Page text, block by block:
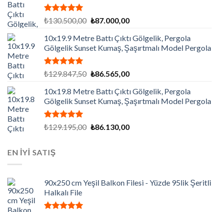
5 üzerinden
aldı
₺130.500,00 Orijinal
₺130.500,00.
₺87.000,00Şu
fiyat:
₺87.000,00.
10x19.9 Metre Battı Çıktı Gölgelik, Pergola
Gölgelik Sunset Kumaş, Şaşırtmalı Model Pergola
5 üzerinden
aldı
₺129.847,50 Orijinal
₺129.847,50.
₺86.565,00Şu
fiyat:
₺86.565,00.
10x19.8 Metre Battı Çıktı Gölgelik, Pergola
Gölgelik Sunset Kumaş, Şaşırtmalı Model Pergola
5 üzerinden
₺129.195,00 Orijinal
₺86.130,00Şu
EN İYİ SATIŞ
90x250 cm Yeşil Balkon Filesi - Yüzde 95lik Şeritli
Halkalı File